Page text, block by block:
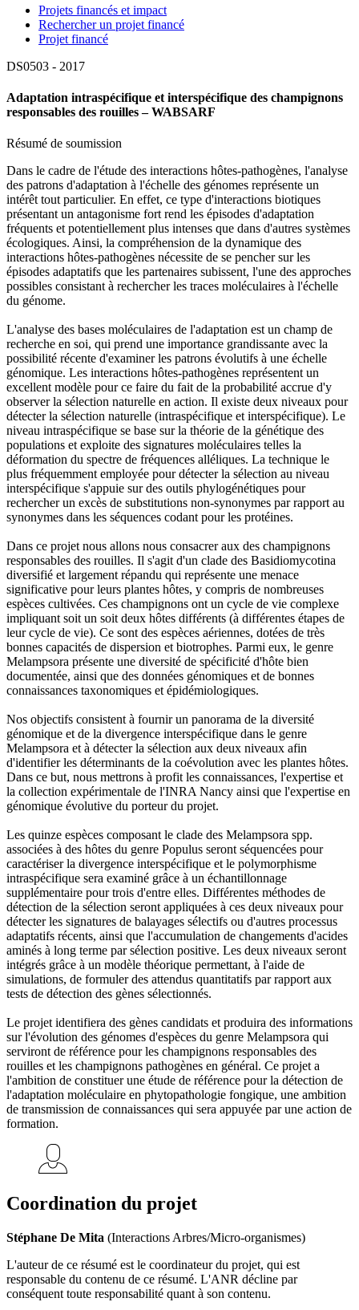
Projets financés et impact
Rechercher un projet financé
Projet financé
DS0503 - 2017
Adaptation intraspécifique et interspécifique des champignons
responsables des rouilles – WABSARF
Résumé de soumission
Dans le cadre de l'étude des interactions hôtes-pathogènes, l'analyse
des patrons d'adaptation à l'échelle des génomes représente un
intérêt tout particulier. En effet, ce type d'interactions biotiques
présentant un antagonisme fort rend les épisodes d'adaptation
fréquents et potentiellement plus intenses que dans d'autres systèmes
écologiques. Ainsi, la compréhension de la dynamique des
interactions hôtes-pathogènes nécessite de se pencher sur les
épisodes adaptatifs que les partenaires subissent, l'une des approches
possibles consistant à rechercher les traces moléculaires à l'échelle
du génome.
L'analyse des bases moléculaires de l'adaptation est un champ de
recherche en soi, qui prend une importance grandissante avec la
possibilité récente d'examiner les patrons évolutifs à une échelle
génomique. Les interactions hôtes-pathogènes représentent un
excellent modèle pour ce faire du fait de la probabilité accrue d'y
observer la sélection naturelle en action. Il existe deux niveaux pour
détecter la sélection naturelle (intraspécifique et interspécifique). Le
niveau intraspécifique se base sur la théorie de la génétique des
populations et exploite des signatures moléculaires telles la
déformation du spectre de fréquences alléliques. La technique le
plus fréquemment employée pour détecter la sélection au niveau
interspécifique s'appuie sur des outils phylogénétiques pour
rechercher un excès de substitutions non-synonymes par rapport au
synonymes dans les séquences codant pour les protéines.
Dans ce projet nous allons nous consacrer aux des champignons
responsables des rouilles. Il s'agit d'un clade des Basidiomycotina
diversifié et largement répandu qui représente une menace
significative pour leurs plantes hôtes, y compris de nombreuses
espèces cultivées. Ces champignons ont un cycle de vie complexe
impliquant soit un soit deux hôtes différents (à différentes étapes de
leur cycle de vie). Ce sont des espèces aériennes, dotées de très
bonnes capacités de dispersion et biotrophes. Parmi eux, le genre
Melampsora présente une diversité de spécificité d'hôte bien
documentée, ainsi que des données génomiques et de bonnes
connaissances taxonomiques et épidémiologiques.
Nos objectifs consistent à fournir un panorama de la diversité
génomique et de la divergence interspécifique dans le genre
Melampsora et à détecter la sélection aux deux niveaux afin
d'identifier les déterminants de la coévolution avec les plantes hôtes.
Dans ce but, nous mettrons à profit les connaissances, l'expertise et
la collection expérimentale de l'INRA Nancy ainsi que l'expertise en
génomique évolutive du porteur du projet.
Les quinze espèces composant le clade des Melampsora spp.
associées à des hôtes du genre Populus seront séquencées pour
caractériser la divergence interspécifique et le polymorphisme
intraspécifique sera examiné grâce à un échantillonnage
supplémentaire pour trois d'entre elles. Différentes méthodes de
détection de la sélection seront appliquées à ces deux niveaux pour
détecter les signatures de balayages sélectifs ou d'autres processus
adaptatifs récents, ainsi que l'accumulation de changements d'acides
aminés à long terme par sélection positive. Les deux niveaux seront
intégrés grâce à un modèle théorique permettant, à l'aide de
simulations, de formuler des attendus quantitatifs par rapport aux
tests de détection des gènes sélectionnés.
Le projet identifiera des gènes candidats et produira des informations
sur l'évolution des génomes d'espèces du genre Melampsora qui
serviront de référence pour les champignons responsables des
rouilles et les champignons pathogènes en général. Ce projet a
l'ambition de constituer une étude de référence pour la détection de
l'adaptation moléculaire en phytopathologie fongique, une ambition
de transmission de connaissances qui sera appuyée par une action de
formation.
Coordination du projet
Stéphane De Mita (Interactions Arbres/Micro-organismes)
L'auteur de ce résumé est le coordinateur du projet, qui est
responsable du contenu de ce résumé. L'ANR décline par
conséquent toute responsabilité quant à son contenu.